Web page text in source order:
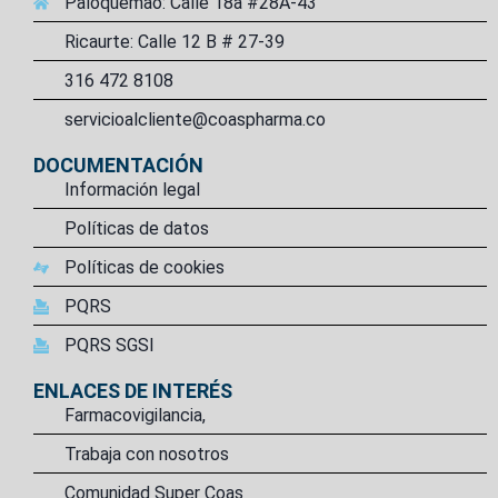
Ricaurte: Calle 12 B # 27-39
316 472 8108
servicioalcliente@coaspharma.co
DOCUMENTACIÓN
Información legal
Políticas de datos
Políticas de cookies
PQRS
PQRS SGSI
ENLACES DE INTERÉS
Farmacovigilancia,
Trabaja con nosotros
Comunidad Super Coas